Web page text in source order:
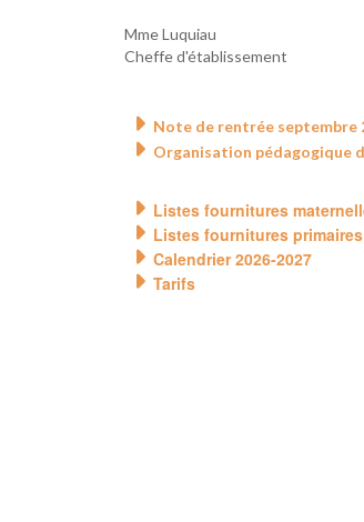
Mme Luquiau
Cheffe d'établissement
Note de rentrée septembre
Organisation pédagogique
Listes fournitures
Listes fournitures primaires
Calendrier 2026-2027
Tarifs